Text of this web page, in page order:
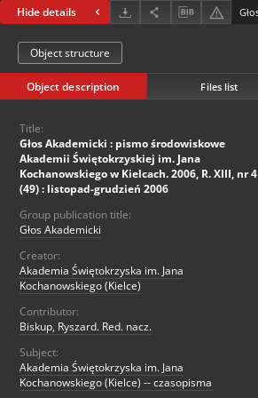
Hide details
Object structure
Object description Files list
Title:
Głos Akademicki : pismo środowiskowe
Akademii Świętokrzyskiej im. Jana
Kochanowskiego w Kielcach. 2006, R. XIII, nr 4
(49) : listopad-grudzień 2006
Group publication title:
Głos Akademicki
Creator:
Akademia Świętokrzyska im. Jana
Kochanowskiego (Kielce)
Contributor:
Biskup, Ryszard. Red. nacz.
Subject:
Akademia Świętokrzyska im. Jana
Kochanowskiego (Kielce) -- czasopisma